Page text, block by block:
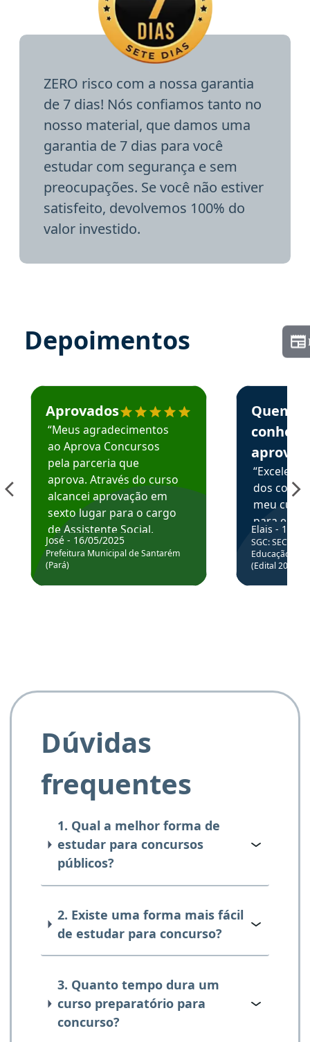
ZERO risco com a nossa garantia
de 7 dias! Nós confiamos tanto no
nosso material, que damos uma
garantia de 7 dias para você
estudar com segurança e sem
preocupações. Se você não estiver
satisfeito, devolvemos 100% do
valor investido.
Depoimentos
Estudante José recomenda o Aprova Concursos em
Aprovados
“Meus agradecimentos
ao Aprova Concursos
pela parceria que
aprova. Através do curso
alcancei aprovação em
sexto lugar para o cargo
de Assistente Social.
Hoje estou atuando na
Prefeitura de Santarém.
José - 16/05/2025
Prefeitura Municipal de Santarém
(Pará)
Estudante
Quem
aprova
dos
meu
para
colocar
através
de
Elais - 15/
SGC: SEC BA
Educação
(Edital
Dúvidas
frequentes
1. Qual a melhor forma de
estudar para concursos
públicos?
2. Existe uma forma mais fácil
de estudar para concurso?
3. Quanto tempo dura um
curso preparatório para
concurso?